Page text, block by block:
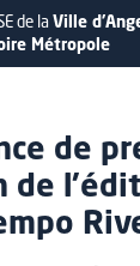
de la Ville
Métropole
de
de